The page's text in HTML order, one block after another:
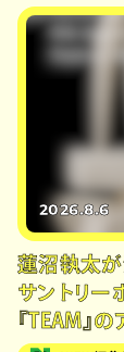
2026.8.6
蓮沼執太が
サントリー
『TEAM』